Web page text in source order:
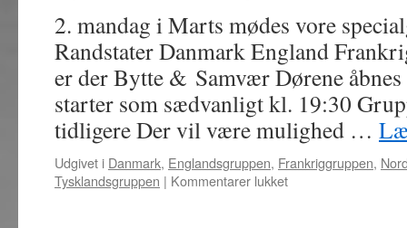
2. mandag i Marts mødes vore
Randstater Danmark England
er der Bytte & Samvær Dørene
starter som sædvanligt kl. 19:30
tidligere Der vil være mulighed …
Udgivet i Danmark, Englandsgruppen, Frankriggruppen,
Tysklandsgruppen | Kommentarer lukkettil